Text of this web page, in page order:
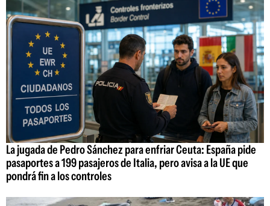
La jugada de Pedro Sánchez para enfriar Ceuta: España pide
pasaportes a 199 pasajeros de Italia, pero avisa a la UE que
pondrá fin a los controles